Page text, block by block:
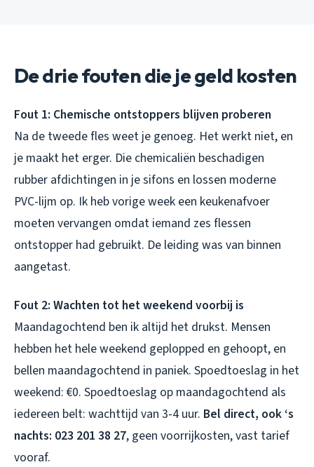
De drie fouten die je geld kosten
Fout 1: Chemische ontstoppers blijven proberen
Na de tweede fles weet je genoeg. Het werkt niet, en
je maakt het erger. Die chemicaliën beschadigen
rubber afdichtingen in je sifons en lossen moderne
PVC-lijm op. Ik heb vorige week een keukenafvoer
moeten vervangen omdat iemand zes flessen
ontstopper had gebruikt. De leiding was van binnen
aangetast.
Fout 2: Wachten tot het weekend voorbij is
Maandagochtend ben ik altijd het drukst. Mensen
hebben het hele weekend geplopped en gehoopt, en
bellen maandagochtend in paniek. Spoedtoeslag in het
weekend: €0. Spoedtoeslag op maandagochtend als
iedereen belt: wachttijd van 3-4 uur. Bel direct, ook ‘s
nachts: 023 201 38 27, geen voorrijkosten, vast tarief
vooraf.